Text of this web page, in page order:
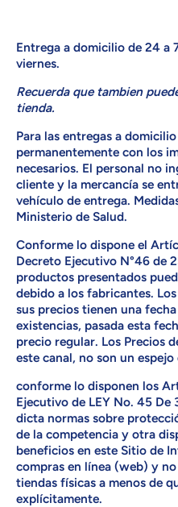
Entrega a domicilio de 24 a
viernes.
Recuerda que tambien
tienda.
Para las entregas a
permanentemente con los
necesarios. El personal no
cliente y la mercancía se
vehículo de entrega.
Ministerio de Salud.
Conforme lo dispone el
Decreto Ejecutivo N°46 de
productos presentados
debido a los fabricantes.
sus precios tienen una
existencias, pasada esta
precio regular. Los Precios
este canal, no son un
conforme lo disponen los
Ejecutivo de LEY No. 45 De
dicta normas sobre
de la competencia y otra
beneficios en este Sitio de
compras en línea (web) y
tiendas físicas a menos de
explícitamente.